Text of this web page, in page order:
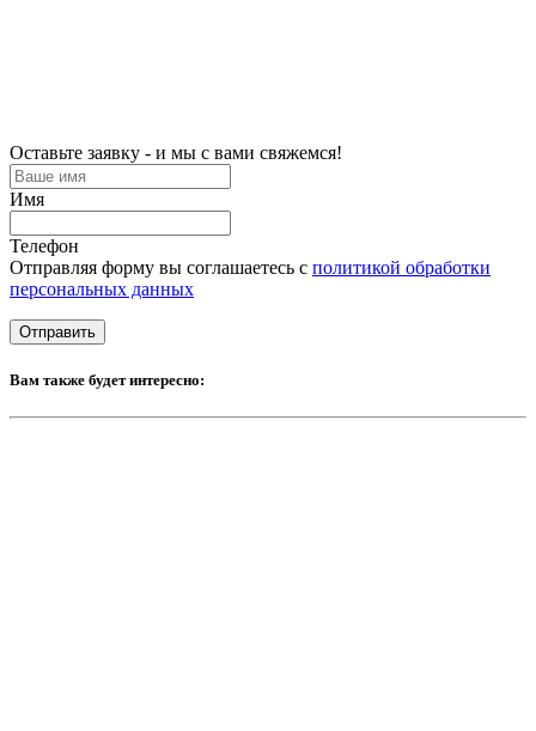
Оставьте заявку - и мы с вами свяжемся!
Имя
Телефон
Отправляя форму вы соглашаетесь с политикой обработки
персональных данных
Вам также будет интересно: